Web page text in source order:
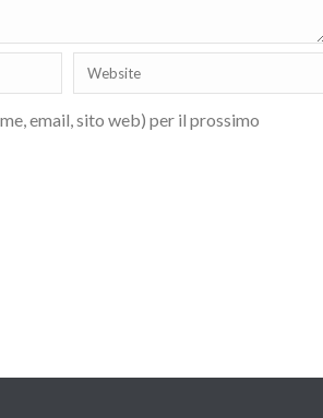
email, sito web) per il prossimo